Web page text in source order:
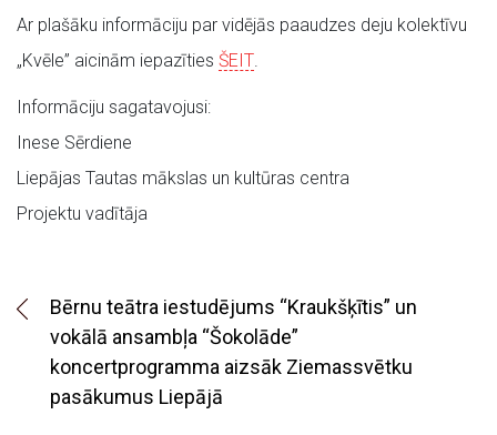
Ar plašāku informāciju par vidējās paaudzes deju kolektīvu
„Kvēle” aicinām iepazīties ŠEIT.
Informāciju sagatavojusi:
Inese Sērdiene
Liepājas Tautas mākslas un kultūras centra
Projektu vadītāja
Bērnu teātra iestudējums “Kraukšķītis” un
vokālā ansambļa “Šokolāde”
koncertprogramma aizsāk Ziemassvētku
pasākumus Liepājā